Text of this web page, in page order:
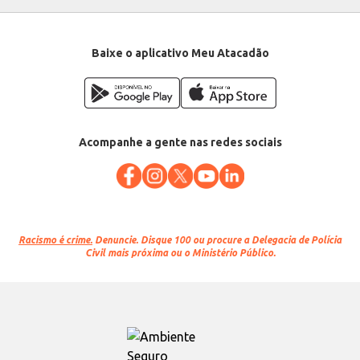
EAN: 7898907346191
Baixe o aplicativo Meu Atacadão
Acompanhe a gente nas redes sociais
Racismo é crime. Denuncie. Disque 100 ou procure a Delegacia de Polícia
Civil mais próxima ou o Ministério Público.